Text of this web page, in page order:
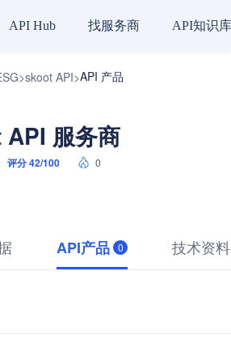
API Hub 找服务商 API知识库
>skoot API>API 产品
服务商
评分 42/100 0
API产品 0 技术资料